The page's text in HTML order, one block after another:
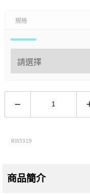
規格
RW3319
商品簡介